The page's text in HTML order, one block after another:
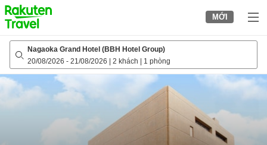
to
top
page
MỚI
Nagaoka Grand Hotel (BBH Hotel Group)
20/08/2026 - 21/08/2026 2 khách 1 phòng